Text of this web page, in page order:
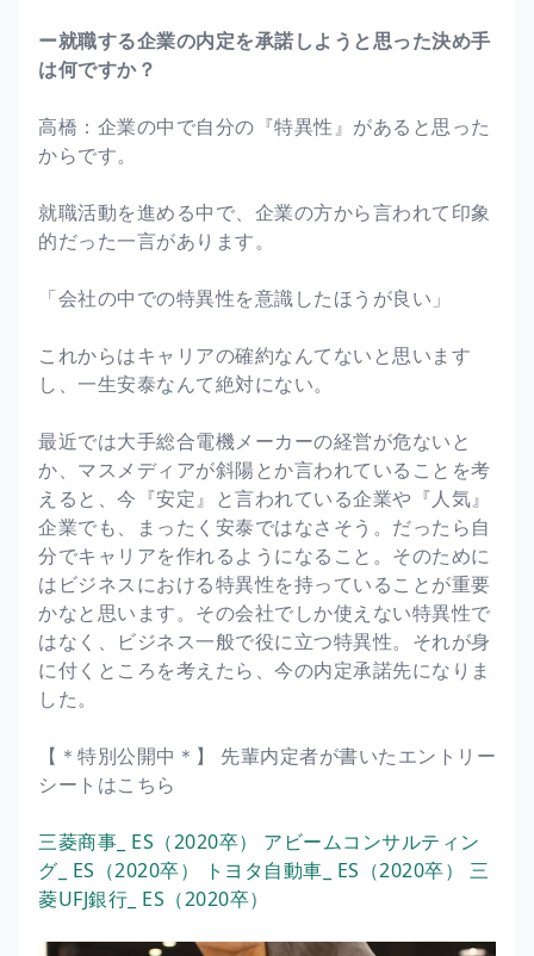
ー就職する企業の内定を承諾しようと思った決め手
は何ですか？
高橋：企業の中で自分の『特異性』があると思った
からです。
就職活動を進める中で、企業の方から言われて印象
的だった一言があります。
「会社の中での特異性を意識したほうが良い」
これからはキャリアの確約なんてないと思います
し、一生安泰なんて絶対にない。
最近では大手総合電機メーカーの経営が危ないと
か、マスメディアが斜陽とか言われていることを考
えると、今『安定』と言われている企業や『人気』
企業でも、まったく安泰ではなさそう。だったら自
分でキャリアを作れるようになること。そのために
はビジネスにおける特異性を持っていることが重要
かなと思います。その会社でしか使えない特異性で
はなく、ビジネス一般で役に立つ特異性。それが身
に付くところを考えたら、今の内定承諾先になりま
した。
【＊特別公開中＊】 先輩内定者が書いたエントリー
シートはこちら
三菱商事_ ES（2020卒） アビームコンサルティン
グ_ ES（2020卒）
トヨタ自動車_ ES（2020卒） 三
菱UFJ銀行_ ES（2020卒）